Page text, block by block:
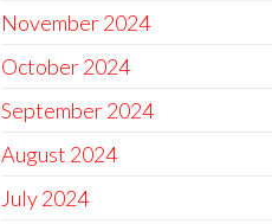
November 2024
October 2024
September 2024
August 2024
July 2024